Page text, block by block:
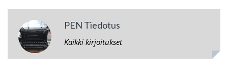
PEN Tiedotus
Kaikki kirjoitukset